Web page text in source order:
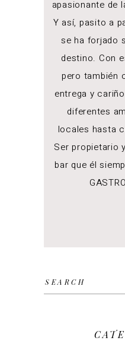
apasionante de
Y así, pasito a
se ha forjado
destino. Con
pero también
entrega y
diferentes
locales hasta
Ser propietario
bar que él
Search
for: